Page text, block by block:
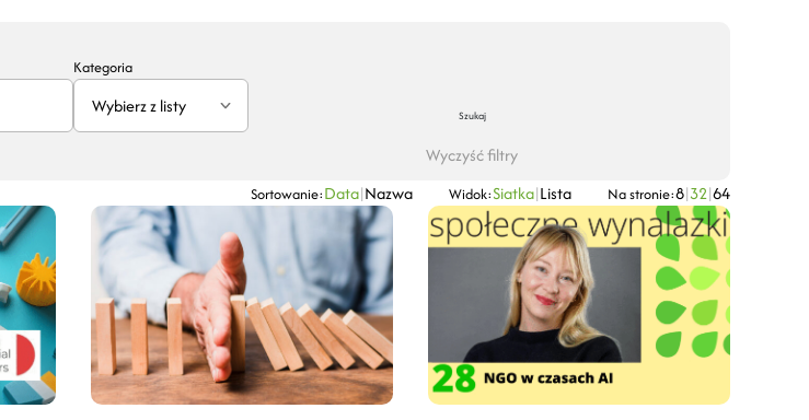
Kategoria
Wybierz z listy Szukaj
Wyczyść filtry
Sortowanie:Data|Nazwa Widok:Siatka|Lista Na stronie:8|32|64